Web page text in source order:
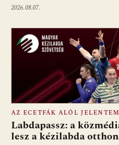
2026.08.07.
AZ ECETFÁK ALÓL JELENTEM
Labdapassz: a
lesz a kézilabda